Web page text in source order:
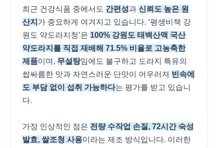
최근 건강식품 중에서도 간편성과 신뢰도 높은 원
산지 가 중요하게 여겨지고 있습니다. ‘평생비책 강
원도 약도라지청’은 100% 강원도 태백산맥 국산
약도라지를 직접 재배해 71.5% 비율로 고농축한
제품이며, 무설탕임에도 불구하고 도라지 특유의
쌉싸름한 맛과 자연스러운 단맛이 어우러져 빈속에
도 부담 없이 섭취 가능하다는 평가를 받고 있습니
다.
가장 인상적인 점은 전량 수작업 손질, 72시간 숙성
발효, 쌀조청 사용이라는 제조 방식입니다. 이러한